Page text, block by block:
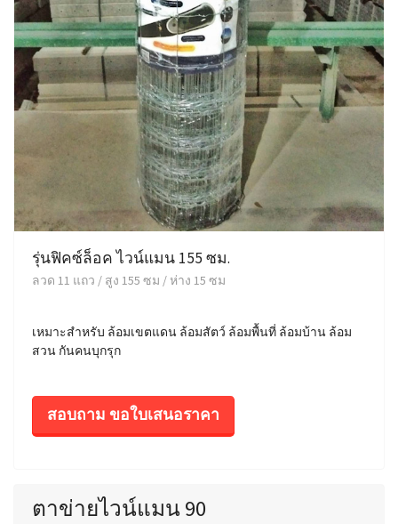
รุ่นฟิคซ์ล็อค ไวน์แมน 155 ซม.
ลวด 11 แถว / สูง 155 ซม / ห่าง 15 ซม
เหมาะสำหรับ ล้อมเขตแดน ล้อมสัตว์ ล้อมพื้นที่ ล้อมบ้าน ล้อม
สวน กันคนบุกรุก
สอบถาม ขอใบเสนอราคา
ตาข่ายไวน์แมน 90